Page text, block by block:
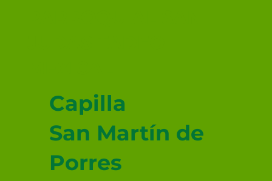
Capilla
San Martín de
Porres